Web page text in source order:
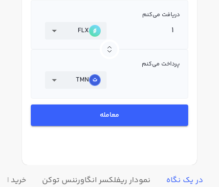
دریافت می‌کنم
FLX
پرداخت می‌کنم
TMN
معامله
در یک نگاه نمودار ریفلکسر انگاورننس توکن خرید